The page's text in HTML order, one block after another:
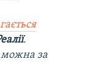
.
можна за